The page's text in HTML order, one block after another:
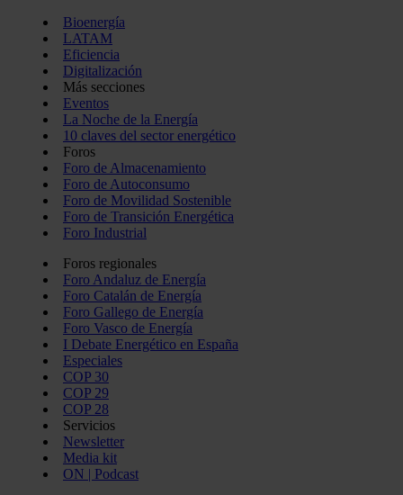
Bioenergía
LATAM
Eficiencia
Digitalización
Más secciones
Eventos
La Noche de la Energía
10 claves del sector energético
Foros
Foro de Almacenamiento
Foro de Autoconsumo
Foro de Movilidad Sostenible
Foro de Transición Energética
Foro Industrial
Foros regionales
Foro Andaluz de Energía
Foro Catalán de Energía
Foro Gallego de Energía
Foro Vasco de Energía
I Debate Energético en España
Especiales
COP 30
COP 29
COP 28
Servicios
Newsletter
Media kit
ON | Podcast